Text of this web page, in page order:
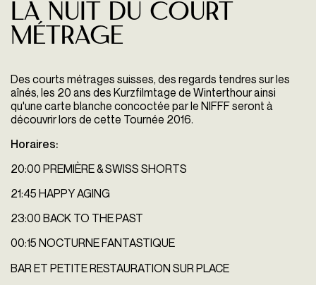
La Nuit Du Court
Métrage
Des courts métrages suisses, des regards tendres sur les
aînés, les 20 ans des Kurzfilmtage de Winterthour ainsi
qu'une carte blanche concoctée par le NIFFF seront à
découvrir lors de cette Tournée 2016.
Horaires:
20:00 PREMIÈRE & SWISS SHORTS
21:45 HAPPY AGING
23:00 BACK TO THE PAST
00:15 NOCTURNE FANTASTIQUE
BAR ET PETITE RESTAURATION SUR PLACE